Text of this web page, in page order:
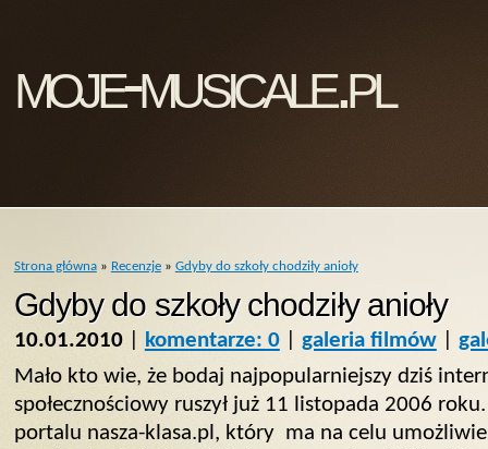
moje-musicale.pl
Strona główna» Recenzje» Gdyby do szkoły chodziły anioły
Gdyby do szkoły chodziły anioły
10.01.2010| komentarze: 0| galeria filmów|
Mało kto wie, że bodaj najpopularniejszy dziś
społecznościowy ruszył już 11 listopada 2006
portalu nasza-klasa.pl, który ma na celu